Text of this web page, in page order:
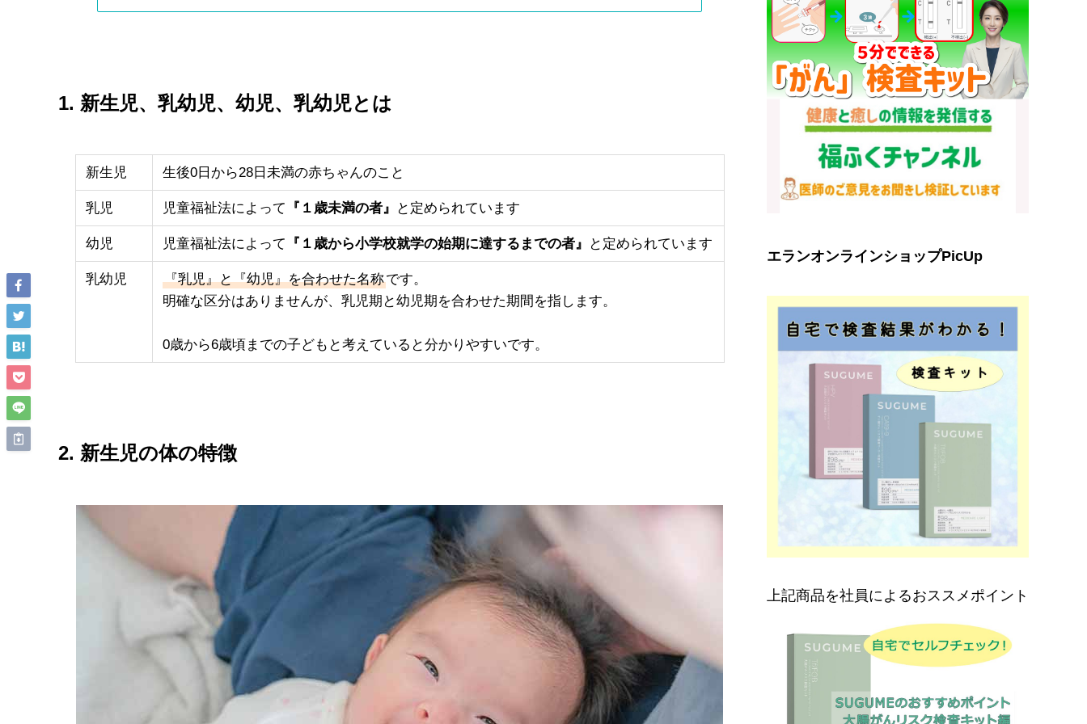
1. 新生児、乳幼児、幼児、乳幼児とは
新生児 生後0日から28日未満の赤ちゃんのこと
乳児 児童福祉法によって 『１歳未満の者』 と定められています
幼児 児童福祉法によって 『１歳から小学校就学の始期に達するまでの者』 と定められています
乳幼児 『乳児』と『幼児』を合わせた名称です。
明確な区分はありませんが、乳児期と幼児期を合わせた期間を指します。
0歳から6歳頃までの子どもと考えていると分かりやすいです。
2. 新生児の体の特徴
エランオンラインショップPicUp
上記商品を社員によるおススメポイント